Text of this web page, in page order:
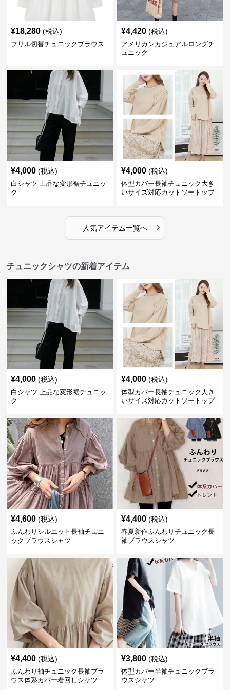
¥18,280 (税込)
フリル切替チュニックブラウス
¥4,420 (税込)
アメリカンカジュアルロングチ
ュニック
¥4,000 (税込)
白シャツ 上品な変形裾チュニッ
ク
¥4,000 (税込)
体型カバー長袖チュニック大き
いサイズ対応カットソートップ
人気アイテム一覧へ ›
チュニックシャツの新着アイテム
¥4,000 (税込)
白シャツ 上品な変形裾チュニッ
ク
¥4,000 (税込)
体型カバー長袖チュニック大き
いサイズ対応カットソートップ
¥4,600 (税込)
ふんわりシルエット長袖チュニ
ックブラウスシャツ
¥4,400 (税込)
春夏新作ふんわりチュニック長
袖ブラウスシャツ
¥4,400 (税込)
ふんわり袖チュニック長袖ブラ
ウス体系カバー着回しシャツ
¥3,800 (税込)
体型カバー半袖チュニックブラ
ウスシャツ